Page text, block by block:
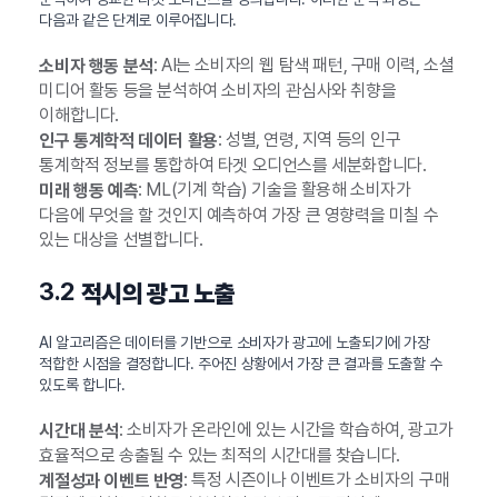
다음과 같은 단계로 이루어집니다.
소비자 행동 분석: AI는 소비자의 웹 탐색 패턴, 구매 이력, 소셜
미디어 활동 등을 분석하여 소비자의 관심사와 취향을
이해합니다.
인구 통계학적 데이터 활용: 성별, 연령, 지역 등의 인구
통계학적 정보를 통합하여 타겟 오디언스를 세분화합니다.
미래 행동 예측: ML(기계 학습) 기술을 활용해 소비자가
다음에 무엇을 할 것인지 예측하여 가장 큰 영향력을 미칠 수
있는 대상을 선별합니다.
3.2 적시의 광고 노출
AI 알고리즘은 데이터를 기반으로 소비자가 광고에 노출되기에 가장
적합한 시점을 결정합니다. 주어진 상황에서 가장 큰 결과를 도출할 수
있도록 합니다.
시간대 분석: 소비자가 온라인에 있는 시간을 학습하여, 광고가
효율적으로 송출될 수 있는 최적의 시간대를 찾습니다.
계절성과 이벤트 반영: 특정 시즌이나 이벤트가 소비자의 구매